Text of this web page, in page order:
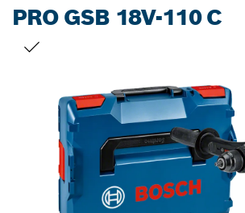
PRO GSB 18V-110 C